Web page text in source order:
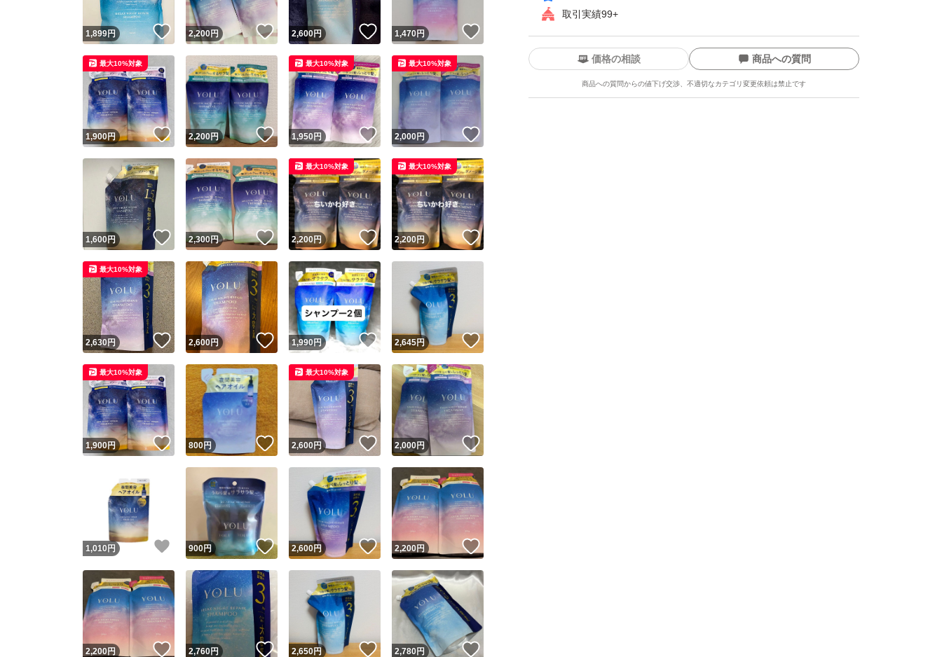
取引実績99+
ユーザーの実績について
Yahoo!フリマが定めた一定の基準を満たしたユーザーにバッジを付与しています
安心取引出品者
安心取引出品者 Yahoo!フリマの基準をクリアした安心・安全なユーザーです
取引実績
取引実績◯+ このユーザーはYahoo!フリマの取引を完了させた実績があります
他フリマ実績◯+ このユーザーは他フリマサービスでの取引実績があります
スピード&安心発送
※このバッジは実績に基づく表示であり、発送を保証しているものではありません
スピード＆安心発送
このユーザーは高頻度で24時間以内＆設定した発送日数内に発送してい
スピード発送 このユーザーは高頻度で24時間以内に発送しています
安心発送 このユーザーは設定した発送日数内に発送しています
価格の相談 商品への質問
商品への質問からの値下げ交渉、不適切なカテゴリ変更依頼は禁止です
この商品の情報をコピーします
商品画像の無断転載は禁止されています
コピーは1商品につき1回です
出品ページへ
キャンセル
1,899円 いいね！
2,200円 いいね！
2,600円 いいね！
1,470円
1,900円 いいね！
最大10%対象
2,200円 いいね！
1,950円 いいね！
最大10%対象
2,000円
最大10%対象
1,600円 いいね！
2,300円 いいね！
2,200円 いいね！
最大10%対象
2,200円 いいね！
最大10%対象
2,630円 いいね！
最大10%対象
2,600円 いいね！
1,990円 いいね！
2,645円
1,900円 いいね！
最大10%対象
800円 いいね！
2,600円 いいね！
最大10%対象
2,000円
1,010 円 いいね！
900円 いいね！
2,600円 いいね！
2,200円
2,200円 いいね！
2,760円 いいね！
2,650円 いいね！
2,780円